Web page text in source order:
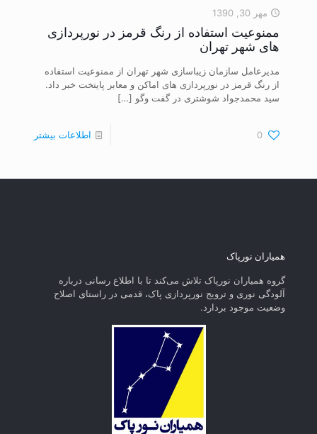
مهر 30, 1390
ممنوعیت استفاده از رنگ قرمز در نورپردازی
های شهر تهران
مدیرعامل سازمان زیباسازی شهر تهران از ممنوعیت استفاده
از رنگ قرمز در نورپردازی های اماکن و معابر پایتخت خبر داد.
سید محمدجواد شوشتری در گفت وگو […]
0 اطلاعات بیشتر
همیاران نورپاک
گروه همیاران نورپاک تلاش می‌کند تا با اطلاع رسانی درباره
آلودگی نوری و ترویج نورپردازی پاک، قدمی در راستای‌ اصلاح
وضعیت موجود بردارد.